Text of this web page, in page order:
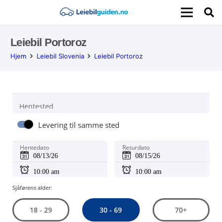
Leiebil Portoroz
Hjem Leiebil Slovenia Leiebil Portoroz
Hentested
Levering til samme sted
Hentedato Returdato
Sjåførens alder:
18 - 29 30 - 69 70+